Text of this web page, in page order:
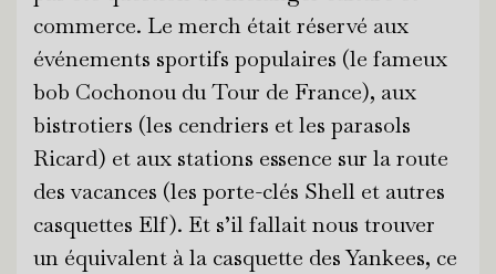
commerce. Le merch était réservé aux
événements sportifs populaires (le fameux
bob Cochonou du Tour de France), aux
bistrotiers (les cendriers et les parasols
Ricard) et aux stations essence sur la route
des vacances (les porte-clés Shell et autres
casquettes Elf). Et s’il fallait nous trouver
un équivalent à la casquette des Yankees, ce